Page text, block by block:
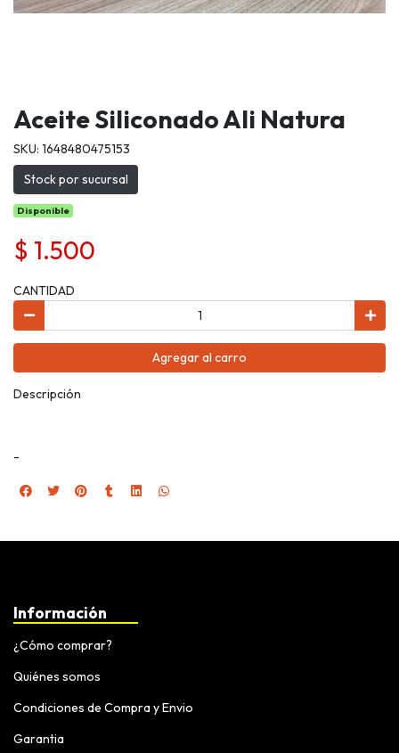
Aceite Siliconado Ali Natura
SKU: 1648480475153
Stock por sucursal
Disponible
$ 1.500
CANTIDAD
Agregar al carro
Descripción
-
Información
¿Cómo comprar?
Quiénes somos
Condiciones de Compra y Envio
Garantia